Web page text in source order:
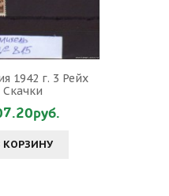
1942 г. 3 Рейх
Скачки
КОРЗИНУ